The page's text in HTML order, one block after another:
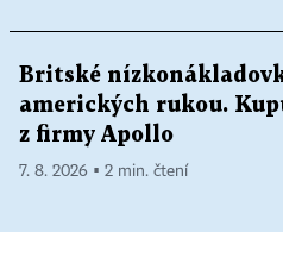
Britské
amerických rukou.
z firmy Apollo
7. 8. 2026 ▪ 2 min. čtení